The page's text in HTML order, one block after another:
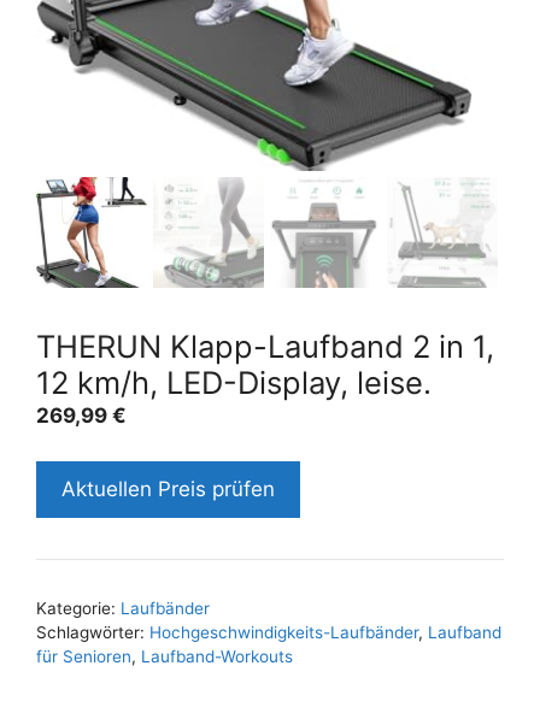
THERUN Klapp-Laufband 2 in 1,
12 km/h, LED-Display, leise.
269,99 €
Aktuellen Preis prüfen
Kategorie: Laufbänder
Schlagwörter: Hochgeschwindigkeits-Laufbänder, Laufband
für Senioren, Laufband-Workouts